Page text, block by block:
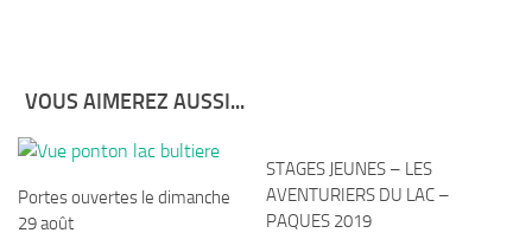
VOUS AIMEREZ AUSSI...
Portes ouvertes le dimanche
29 août
STAGES JEUNES – LES
AVENTURIERS DU LAC –
PAQUES 2019